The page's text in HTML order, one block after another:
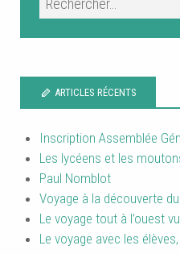
ARTICLES RÉCENTS
Inscription Assemblée
Les lycéens et les
Paul Nomblot
Voyage à la découverte
Le voyage tout à l’ouest
Le voyage avec les